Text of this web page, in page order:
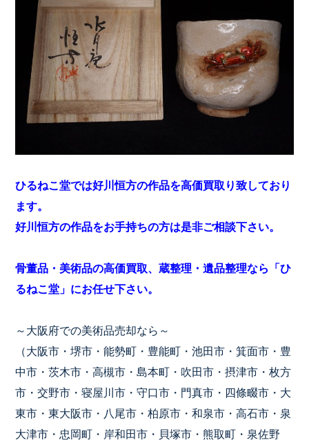
ひるねこ堂では好川恒方の作品を高価買取り致しており
ます。
好川恒方の作品をお手持ちの方は是非ご相談下さい。
骨董品・美術品の高価買取、蔵整理・遺品整理なら「ひ
るねこ堂」にお任せ下さい。
～大阪府での美術品売却なら～
（大阪市・堺市・能勢町・豊能町・池田市・箕面市・豊
中市・茨木市・高槻市・島本町・吹田市・摂津市・枚方
市・交野市・寝屋川市・守口市・門真市・四條畷市・大
東市・東大阪市・八尾市・柏原市・和泉市・高石市・泉
大津市・忠岡町・岸和田市・貝塚市・熊取町・泉佐野